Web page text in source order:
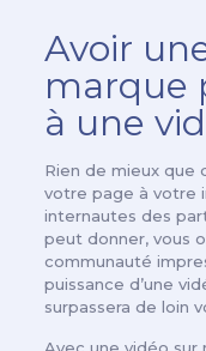
Avoir
marque
à une
Rien de mieux que
votre page à votre
internautes des
peut donner, vous
communauté
puissance d’une
surpassera de loin